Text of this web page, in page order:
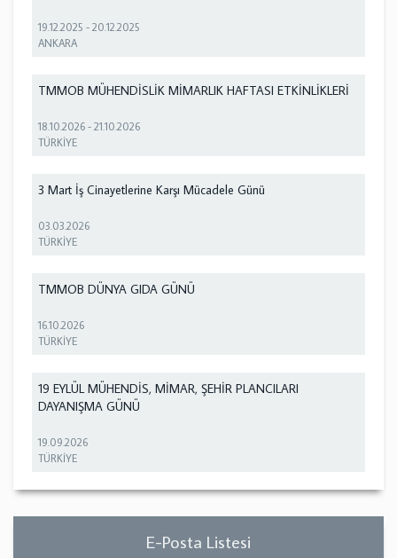
19.12.2025 -20.12.2025
ANKARA
TMMOB MÜHENDİSLİK MİMARLIK HAFTASI ETKİNLİKLERİ
18.10.2026 -21.10.2026
TÜRKİYE
3 Mart İş Cinayetlerine Karşı Mücadele Günü
03.03.2026
TÜRKİYE
TMMOB DÜNYA GIDA GÜNÜ
16.10.2026
TÜRKİYE
19 EYLÜL MÜHENDİS, MİMAR, ŞEHİR PLANCILARI
DAYANIŞMA GÜNÜ
19.09.2026
TÜRKİYE
E-Posta Listesi